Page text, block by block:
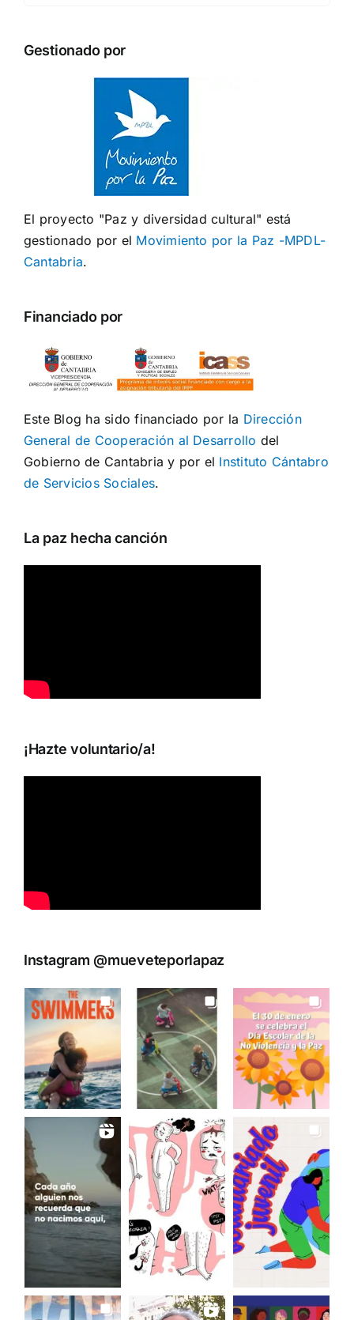
Gestionado por
El proyecto "Paz y diversidad cultural" está
gestionado por el Movimiento por la Paz -MPDL-
Cantabria.
Financiado por
Este Blog ha sido financiado por la Dirección
General de Cooperación al Desarrollo del
Gobierno de Cantabria y por el Instituto Cántabro
de Servicios Sociales.
La paz hecha canción
¡Hazte voluntario/a!
Instagram @mueveteporlapaz